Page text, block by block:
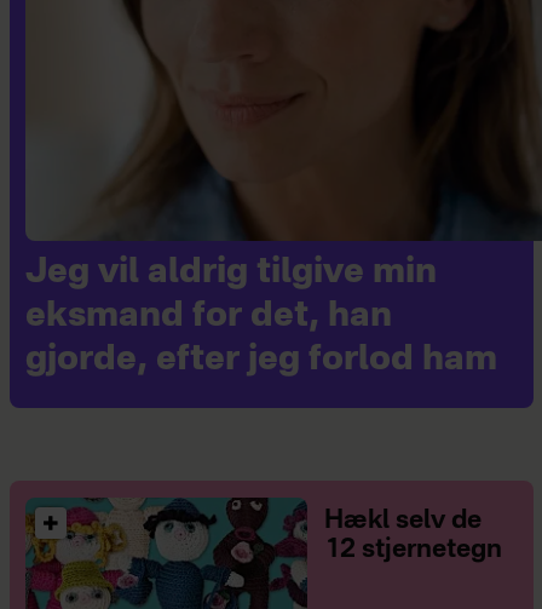
Jeg vil aldrig tilgive min
eksmand for det, han
gjorde, efter jeg forlod ham
Hækl selv de
12 stjernetegn